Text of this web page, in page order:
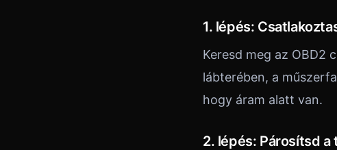
1. lépés:
Keresd meg az OBD2
lábterében, a
hogy áram alatt van.
2. lépés: Párosítsd a